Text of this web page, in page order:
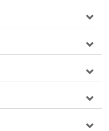
紙本書一起、像當年的
們都能放下對書的眷
悔之、劉克襄、吳明益、
永楽座」裡奮鬥、掙扎，
心冒汗。你或許可與大作
一個新歡。